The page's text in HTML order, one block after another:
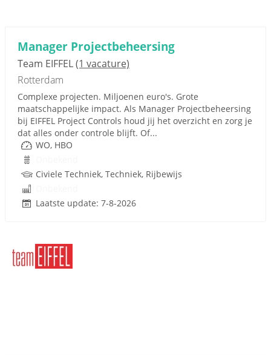
Manager Projectbeheersing
Team EIFFEL(1 vacature)
Rotterdam
Complexe projecten. Miljoenen euro's. Grote
maatschappelijke impact. Als Manager Projectbeheersing
bij EIFFEL Project Controls houd jij het overzicht en zorg je
dat alles onder controle blijft. Of...
WO, HBO
Civiele Techniek, Techniek, Rijbewijs
Laatste update: 7-8-2026